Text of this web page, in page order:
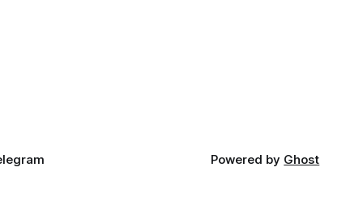
Powered by Ghost